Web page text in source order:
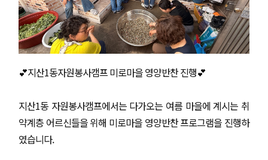
💕지산1동자원봉사캠프 미로마을 영양반찬 진행💕
지산1동 자원봉사캠프에서는 다가오는 여름 마을에 계시는 취
약계층 어르신들을 위해 미로마을 영양반찬 프로그램을 진행하
였습니다.